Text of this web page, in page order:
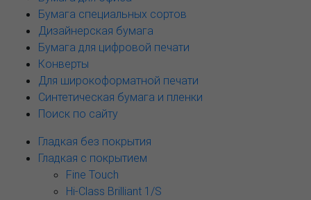
Бумага специальных сортов
Дизайнерская бумага
Бумага для цифровой печати
Конверты
Для широкоформатной печати
Синтетическая бумага и пленки
Поиск по сайту
Гладкая без покрытия
Гладкая с покрытием
Fine Touch
Hi-Class Brilliant 1/S